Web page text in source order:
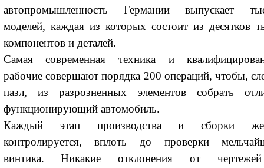
автопромышленность Германии выпускает
моделей, каждая из которых состоит из десятков
компонентов и деталей.
Самая современная техника и
рабочие совершают порядка 200 операций, чтобы,
пазл, из разрозненных элементов собрать
функционирующий автомобиль.
Каждый этап производства и сборки
контролируется, вплоть до проверки
винтика. Никакие отклонения от